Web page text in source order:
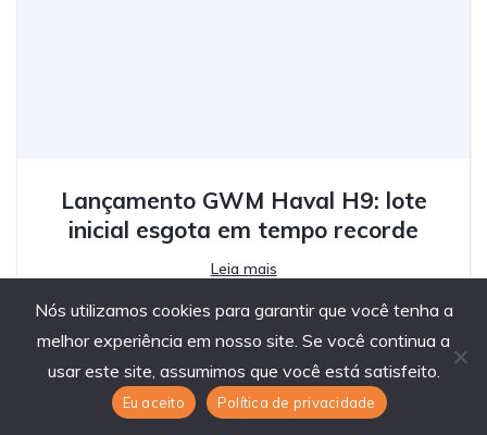
Lançamento GWM Haval H9: lote
inicial esgota em tempo recorde
Leia mais
Nós utilizamos cookies para garantir que você tenha a
melhor experiência em nosso site. Se você continua a
usar este site, assumimos que você está satisfeito.
Eu aceito Política de privacidade